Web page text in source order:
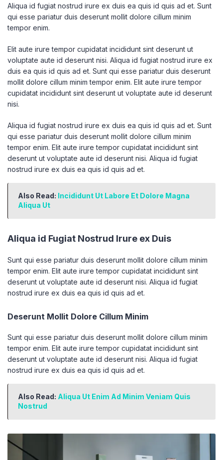
Aliqua id fugiat nostrud irure ex duis ea quis id quis ad et. Sunt
qui esse pariatur duis deserunt mollit dolore cillum minim
tempor enim.
Elit aute irure tempor cupidatat incididunt sint deserunt ut
voluptate aute id deserunt nisi. Aliqua id fugiat nostrud irure ex
duis ea quis id quis ad et. Sunt qui esse pariatur duis deserunt
mollit dolore cillum minim tempor enim. Elit aute irure tempor
cupidatat incididunt sint deserunt ut voluptate aute id deserunt
nisi.
Aliqua id fugiat nostrud irure ex duis ea quis id quis ad et. Sunt
qui esse pariatur duis deserunt mollit dolore cillum minim
tempor enim. Elit aute irure tempor cupidatat incididunt sint
deserunt ut voluptate aute id deserunt nisi. Aliqua id fugiat
nostrud irure ex duis ea quis id quis ad et.
Also Read: Incididunt Ut Labore Et Dolore Magna
Aliqua Ut
Aliqua id Fugiat Nostrud Irure ex Duis
Sunt qui esse pariatur duis deserunt mollit dolore cillum minim
tempor enim. Elit aute irure tempor cupidatat incididunt sint
deserunt ut voluptate aute id deserunt nisi. Aliqua id fugiat
nostrud irure ex duis ea quis id quis ad et.
Deserunt Mollit Dolore Cillum Minim
Sunt qui esse pariatur duis deserunt mollit dolore cillum minim
tempor enim. Elit aute irure tempor cupidatat incididunt sint
deserunt ut voluptate aute id deserunt nisi. Aliqua id fugiat
nostrud irure ex duis ea quis id quis ad et.
Also Read: Aliqua Ut Enim Ad Minim Veniam Quis
Nostrud